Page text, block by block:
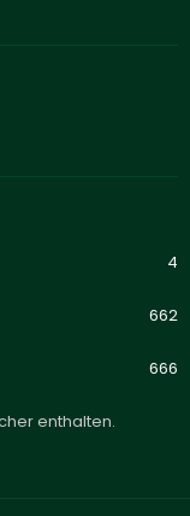
4
662
666
enthalten.